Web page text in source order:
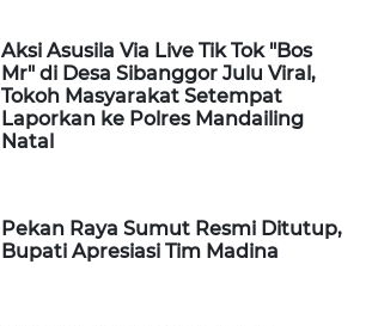
Aksi Asusila Via Live Tik Tok "Bos
Mr" di Desa Sibanggor Julu Viral,
Tokoh Masyarakat Setempat
Laporkan ke Polres Mandailing
Natal
Pekan Raya Sumut Resmi Ditutup,
Bupati Apresiasi Tim Madina